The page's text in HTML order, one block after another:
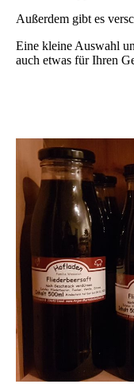
Außerdem gibt es
Eine kleine Auswahl
auch etwas für Ihren